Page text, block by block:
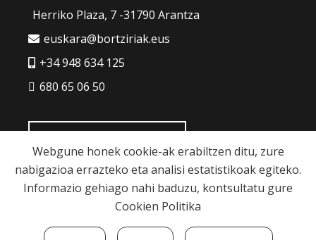
Herriko Plaza, 7 -31790 Arantza
euskara@bortziriak.eus
+34 948 634 125
680 65 06 50
Webgune honek cookie-ak erabiltzen ditu, zure
nabigazioa errazteko eta analisi estatistikoak egiteko.
Informazio gehiago nahi baduzu, kontsultatu gure
Cookien Politika